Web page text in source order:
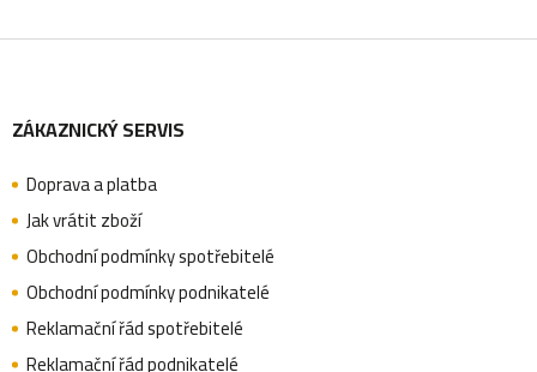
á
p
a
ZÁKAZNICKÝ SERVIS
Doprava a platba
Jak vrátit zboží
Obchodní podmínky spotřebitelé
Obchodní podmínky podnikatelé
Reklamační řád spotřebitelé
Reklamační řád podnikatelé